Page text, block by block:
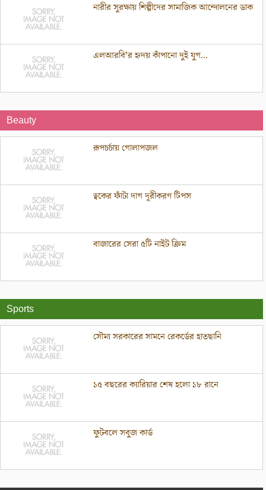
নারীর সুরক্ষায় শিল্পীদের সামাজিক আন্দোলনের ডাক
এলআরবি’র হৃদয় কাঁপানো দুই যুগ...
Beauty
রূপচর্চায় গোলাপজল
ত্বকের ফাঁটা দাগ দূরীকরণ টিপস
বাজারের সেরা ৫টি নাইট ক্রিম
Sports
সৌম্য সরকারের সামনে রেকর্ডের হাতছানি
১৫ বছরের ক্যারিয়ার শেষ হলো ১৮ রানে
ফুটবলে সবুজ কার্ড